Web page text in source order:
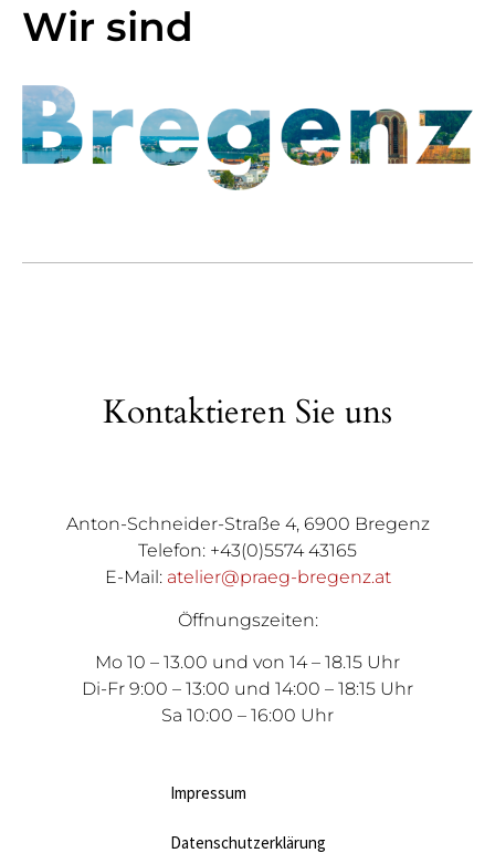
Wir sind
Kontaktieren Sie uns
Anton-Schneider-Straße 4, 6900 Bregenz
Telefon: +43(0)5574 43165
E-Mail: atelier@praeg-bregenz.at
Öffnungszeiten:
Mo 10 – 13.00 und von 14 – 18.15 Uhr
Di-Fr 9:00 – 13:00 und 14:00 – 18:15 Uhr
Sa 10:00 – 16:00 Uhr
Impressum
Datenschutzerklärung